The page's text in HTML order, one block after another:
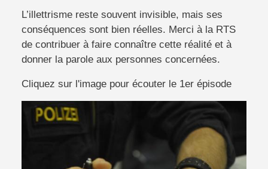
L’illettrisme reste souvent invisible, mais ses
conséquences sont bien réelles. Merci à la RTS
de contribuer à faire connaître cette réalité et à
donner la parole aux personnes concernées.
Cliquez sur l'image pour écouter le 1er épisode
Image